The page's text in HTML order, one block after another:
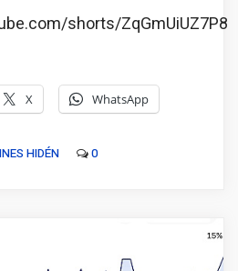
shorts/ZqGmUiUZ7P8
X WhatsApp
HIDÉN 0